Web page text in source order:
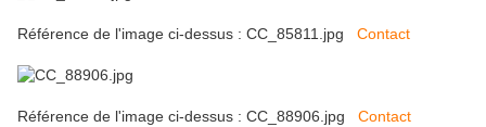
Référence de l'image ci-dessus : CC_85811.jpg Contact
Référence de l'image ci-dessus : CC_88906.jpg Contact